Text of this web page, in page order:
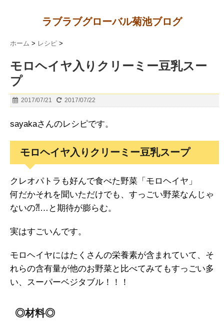
ラブラブグローバル菊池ブログ
ホーム > レシピ >
モロヘイヤ入りクリーミー豆乳スー
プ
2017/07/21 2017/07/22
sayakaさんのレシピです。
モロヘイヤ入りクリーミー豆乳スープ
クレオパトラも好んで食べた野菜「モロヘイヤ」
何だかそれを聞いただけでも、すっごい野菜なんじゃ
ないの⁈…と期待が膨らむ。
実はすごいんです。
モロヘイヤにはたくさんの栄養素が含まれていて、そ
れらの含有量が他のお野菜と比べてみてもすっごい多
い、スーパーベジタブル！！！
◎材料◎